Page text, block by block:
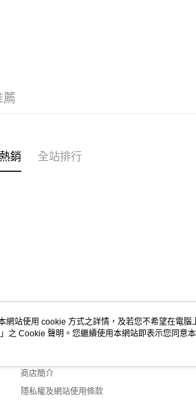
薦
銷 全站排行
關於我們
商店簡介
隱私權及網站使用條款
網站使用 cookie 方式之詳情，及若您不希望在電
」之 Cookie 聲明。您繼續使用本網站即表示您同意